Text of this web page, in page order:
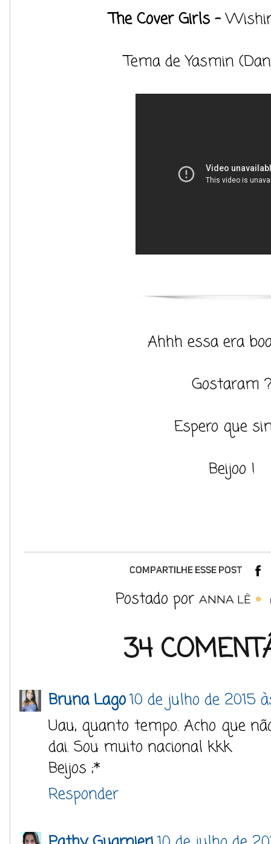
The Cover Girls -
Tema de Yasmin
Ahhh essa era
Gostaram
Espero que
Beijoo !
Postado por ANNA LÊ
34
Bruna Lago10 de julho de 2015
Uau, quanto tempo. Acho que
dai. Sou muito nacional kkk
Beijos ;*
Responder